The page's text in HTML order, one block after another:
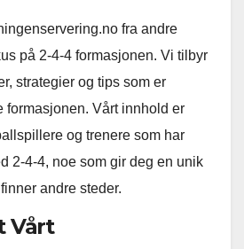
fra andre
på 2-4-4 formasjonen. Vi tilbyr
strategier og tips som er
formasjonen. Vårt innhold er
og trenere som har
2-4-4, noe som gir deg en unik
andre steder.
Vårt